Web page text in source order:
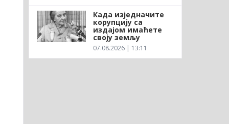
Када изједначите
корупцију са
издајом имаћете
своју земљу
07.08.2026 | 13:11